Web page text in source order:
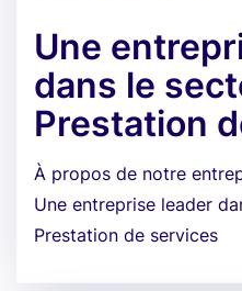
Une
dans le
Prestation
À propos de notre
Une entreprise leader
Prestation de services